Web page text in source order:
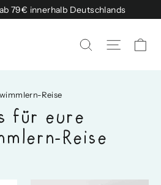
79€ innerhalb Deutschlands
Search Site
Reise
für eure
Reise